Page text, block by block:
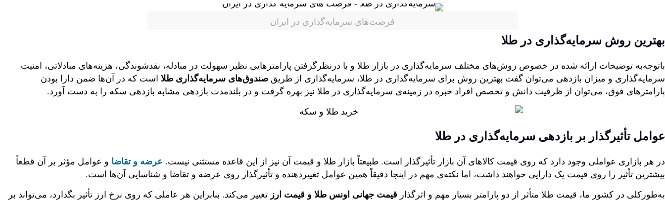
فرصت‌های سرمایه‌گذاری در ایران
بهترین روش سرمایه‌گذاری در طلا
باتوجه‌به توضیحات ارائه شده در خصوص روش‌های مختلف سرمایه‌گذاری در بازار طلا و با درنظرگرفتن پارامترهایی نظیر سهولت در مبادله، نقدشوندگی، هزینه‌های مبادلاتی، امنیت
سرمایه‌گذاری و میزان بازدهی می‌توان گفت بهترین روش برای سرمایه‌گذاری در طلا، سرمایه‌گذاری از طریق صندوق‌های سرمایه‌گذاری طلا است که در آن‌ها ضمن دارا بودن
پارامترهای فوق، می‌توان از ظرفیت دانش و تخصص افراد خبره در زمینه‌ی سرمایه‌گذاری در طلا نیز بهره گرفت و در بلندمدت بازدهی مشابه بازدهی سکه را به دست آورد.
عوامل تأثیرگذار بر بازدهی سرمایه‌گذاری در طلا
در هر بازاری عواملی وجود دارد که روی قیمت کالاهای آن بازار تأثیرگذار است. طبیعتاً بازار طلا و قیمت آن نیز از این قاعده مستثنی نیست. عرضه و تقاضا و عوامل مؤثر بر آن قطعاً
بیشترین تأثیر را روی قیمت یک دارایی خواهند داشت، اما نکته‌ی مهم در اینجا دقیقاً همین عوامل تغییردهنده و تأثیرگذار روی عرضه و تقاضا و شناسایی آن‌ها است.
به‌طورکلی در کشور ما، قیمت طلا متأثر از دو پارامتر بسیار مهم و اثرگذار قیمت جهانی اونس طلا و قیمت ارز تغییر می‌کند. بنابراین هر عاملی که روی نرخ ارز تأثیر بگذارد، می‌تواند بر